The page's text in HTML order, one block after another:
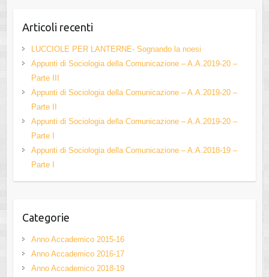
e
b
o
o
k
er
u
b
e
h
a
n
Articoli recenti
LUCCIOLE PER LANTERNE- Sognando la noesi
Appunti di Sociologia della Comunicazione – A.A.2019-20 –
Parte III
Appunti di Sociologia della Comunicazione – A.A.2019-20 –
Parte II
Appunti di Sociologia della Comunicazione – A.A.2019-20 –
Parte I
Appunti di Sociologia della Comunicazione – A.A.2018-19 –
Parte I
Categorie
Anno Accademico 2015-16
Anno Accademico 2016-17
Anno Accademico 2018-19